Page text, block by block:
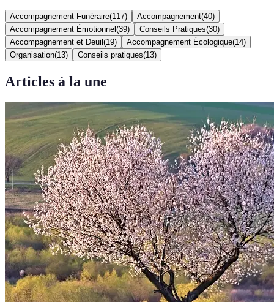
Accompagnement Funéraire(117) Accompagnement(40)
Accompagnement Émotionnel (39) Conseils Pratiques(30)
Accompagnement et Deuil (19) Accompagnement Écologique(14)
Organisation(13) Conseils pratiques(13)
Articles à la une